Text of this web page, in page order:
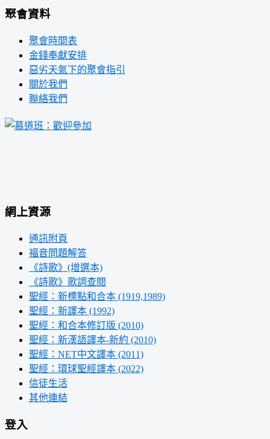
聚會資料
聚會時間表
金錢奉獻安排
惡劣天氣下的聚會指引
關於我們
聯絡我們
網上資源
通訊附頁
福音問題解答
《詩歌》(增選本)
《詩歌》歌詞查閱
聖經：新標點和合本 (1919,1989)
聖經：新譯本 (1992)
聖經：和合本修訂版 (2010)
聖經：新漢語譯本-新約 (2010)
聖經：NET中文譯本 (2011)
聖經：環球聖經譯本 (2022)
信徒生活
其他連結
登入